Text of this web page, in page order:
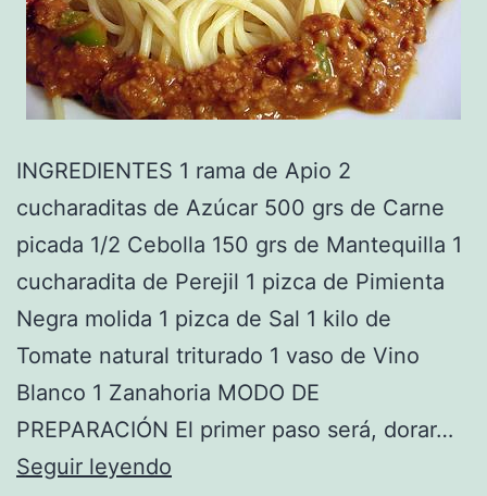
INGREDIENTES 1 rama de Apio 2
cucharaditas de Azúcar 500 grs de Carne
picada 1/2 Cebolla 150 grs de Mantequilla 1
cucharadita de Perejil 1 pizca de Pimienta
Negra molida 1 pizca de Sal 1 kilo de
Tomate natural triturado 1 vaso de Vino
Blanco 1 Zanahoria MODO DE
PREPARACIÓN El primer paso será, dorar…
Seguir leyendo